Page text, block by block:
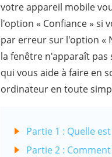
votre appareil mobile
l'option « Confiance » si
par erreur sur l'option «
la fenêtre n'apparaît
qui vous aide à faire en
ordinateur en toute
Partie 1 : Quelle
Partie 2 :